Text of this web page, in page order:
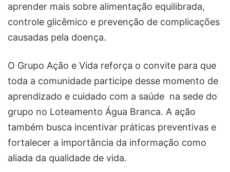
aprender mais sobre alimentação equilibrada,
controle glicêmico e prevenção de complicações
causadas pela doença.
O Grupo Ação e Vida reforça o convite para que
toda a comunidade participe desse momento de
aprendizado e cuidado com a saúde na sede do
grupo no Loteamento Água Branca. A ação
também busca incentivar práticas preventivas e
fortalecer a importância da informação como
aliada da qualidade de vida.